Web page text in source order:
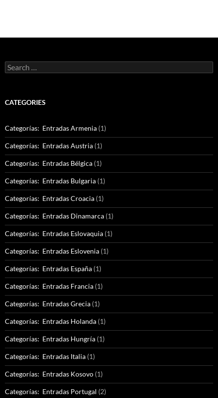
Search
for:
CATEGORIES
Categorías: Entradas Armenia (1)
Categorías: Entradas Austria (1)
Categorías: Entradas Bélgica (1)
Categorías: Entradas Bulgaria (1)
Categorías: Entradas Croacia (1)
Categorías: Entradas Dinamarca (1)
Categorías: Entradas Eslovaquia (1)
Categorías: Entradas Eslovenia (1)
Categorías: Entradas España (1)
Categorías: Entradas Francia (1)
Categorías: Entradas Grecia (1)
Categorías: Entradas Holanda (1)
Categorías: Entradas Hungría (1)
Categorías: Entradas Italia (1)
Categorías: Entradas Kosovo (1)
Categorías: Entradas Portugal (2)